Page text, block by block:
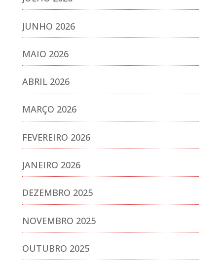
JUNHO 2026
MAIO 2026
ABRIL 2026
MARÇO 2026
FEVEREIRO 2026
JANEIRO 2026
DEZEMBRO 2025
NOVEMBRO 2025
OUTUBRO 2025